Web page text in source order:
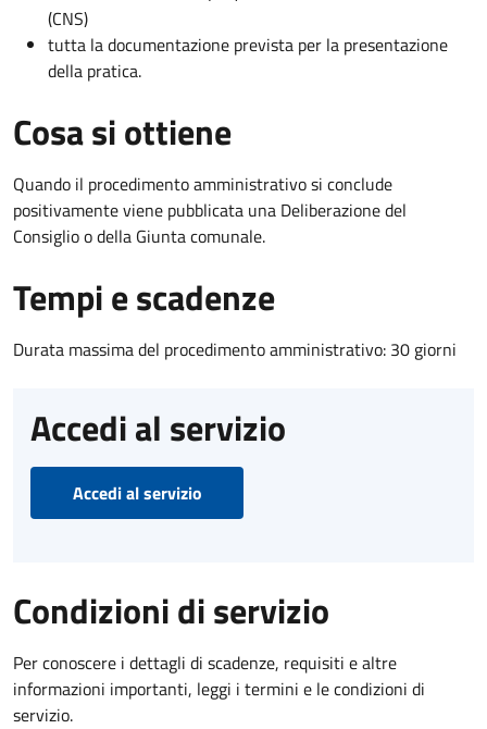
(CNS)
tutta la documentazione prevista per la presentazione
della pratica.
Cosa si ottiene
Quando il procedimento amministrativo si conclude
positivamente viene pubblicata una Deliberazione del
Consiglio o della Giunta comunale.
Tempi e scadenze
Durata massima del procedimento amministrativo: 30 giorni
Accedi al servizio
Accedi al servizio
Condizioni di servizio
Per conoscere i dettagli di scadenze, requisiti e altre
informazioni importanti, leggi i termini e le condizioni di
servizio.